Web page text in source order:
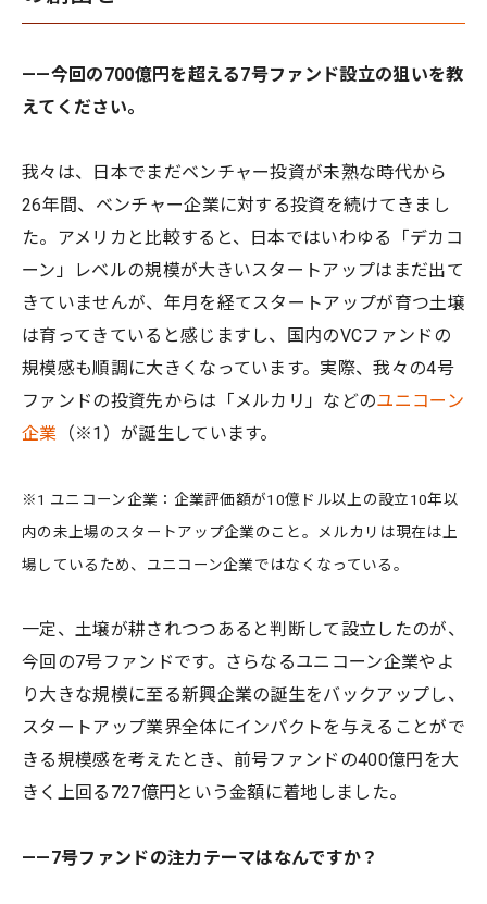
——今回の700億円を超える7号ファンド設立の狙いを教
えてください。
我々は、日本でまだベンチャー投資が未熟な時代から
26年間、ベンチャー企業に対する投資を続けてきまし
た。アメリカと比較すると、日本ではいわゆる「デカコ
ーン」レベルの規模が大きいスタートアップはまだ出て
きていませんが、年月を経てスタートアップが育つ土壌
は育ってきていると感じますし、国内のVCファンドの
規模感も順調に大きくなっています。実際、我々の4号
ファンドの投資先からは「メルカリ」などのユニコーン
企業 （※1）が誕生しています。
※1 ユニコーン企業：企業評価額が10億ドル以上の設立10年以
内の未上場のスタートアップ企業のこと。メルカリは現在は上
場しているため、ユニコーン企業ではなくなっている。
一定、土壌が耕されつつあると判断して設立したのが、
今回の7号ファンドです。さらなるユニコーン企業やよ
り大きな規模に至る新興企業の誕生をバックアップし、
スタートアップ業界全体にインパクトを与えることがで
きる規模感を考えたとき、前号ファンドの400億円を大
きく上回る727億円という金額に着地しました。
——7号ファンドの注力テーマはなんですか？